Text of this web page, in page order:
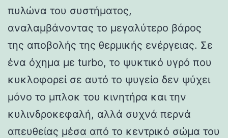
πυλώνα του συστήματος,
αναλαμβάνοντας το μεγαλύτερο βάρος
της αποβολής της θερμικής ενέργειας. Σε
ένα όχημα με turbo, το ψυκτικό υγρό που
κυκλοφορεί σε αυτό το ψυγείο δεν ψύχει
μόνο το μπλοκ του κινητήρα και την
κυλινδροκεφαλή, αλλά συχνά περνά
απευθείας μέσα από το κεντρικό σώμα του